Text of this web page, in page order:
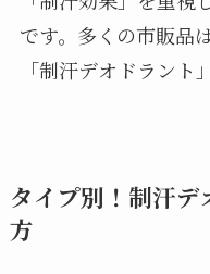
です。多くの市販品
「制汗デオドラント
タイプ別！制汗
方